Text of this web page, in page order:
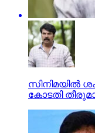
സിനിമയിൽ
കോടതി